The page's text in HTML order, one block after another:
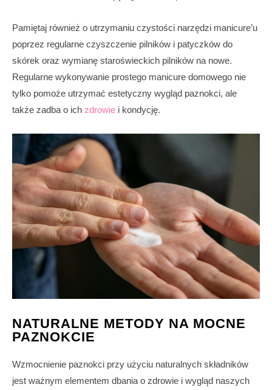
Pamiętaj również o utrzymaniu czystości narzędzi manicure’u
poprzez regularne czyszczenie pilników i patyczków do
skórek oraz wymianę staroświeckich pilników na nowe.
Regularne wykonywanie prostego manicure domowego nie
tylko pomoże utrzymać estetyczny wygląd paznokci, ale
także zadba o ich zdrowie i kondycję.
NATURALNE METODY NA MOCNE
PAZNOKCIE
Wzmocnienie paznokci przy użyciu naturalnych składników
jest ważnym elementem dbania o zdrowie i wygląd naszych